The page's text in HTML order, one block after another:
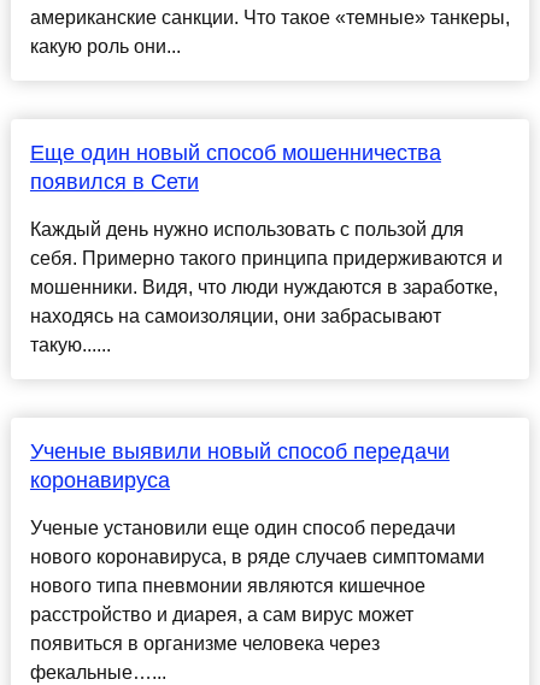
американские санкции. Что такое «темные» танкеры,
какую роль они...
Еще один новый способ мошенничества
появился в Сети
Каждый день нужно использовать с пользой для
себя. Примерно такого принципа придерживаются и
мошенники. Видя, что люди нуждаются в заработке,
находясь на самоизоляции, они забрасывают
такую......
Ученые выявили новый способ передачи
коронавируса
Ученые установили еще один способ передачи
нового коронавируса, в ряде случаев симптомами
нового типа пневмонии являются кишечное
расстройство и диарея, а сам вирус может
появиться в организме человека через
фекальные…...